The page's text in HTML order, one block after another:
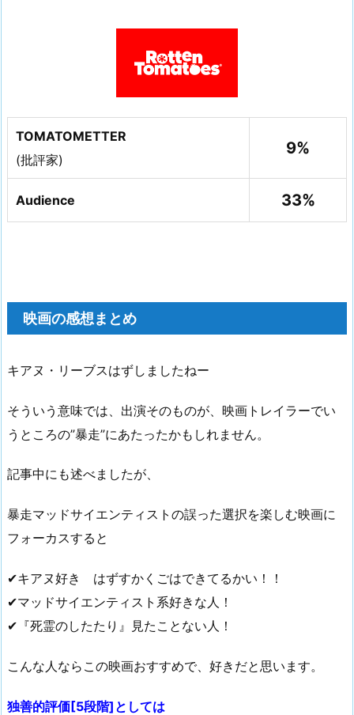
TOMATOMETTER
(批評家)
9%
Audience 33%
映画の感想まとめ
キアヌ・リーブスはずしましたねー
そういう意味では、出演そのものが、映画トレイラーでい
うところの”暴走”にあたったかもしれません。
記事中にも述べましたが、
暴走マッドサイエンティストの誤った選択を楽しむ映画に
フォーカスすると
✔キアヌ好き はずすかくごはできてるかい！！
✔マッドサイエンティスト系好きな人！
✔『死霊のしたたり』見たことない人！
こんな人ならこの映画おすすめで、好きだと思います。
独善的評価[5段階]としては